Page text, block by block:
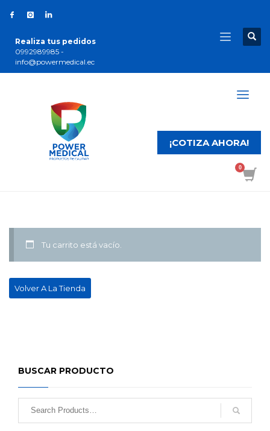
Realiza tus pedidos
0992989985 -
info@powermedical.ec
¡COTIZA AHORA!
Tu carrito está vacío.
Volver A La Tienda
BUSCAR PRODUCTO